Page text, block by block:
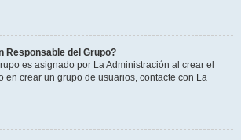
Responsable del Grupo?
es asignado por La Administración al crear el
en crear un grupo de usuarios, contacte con La